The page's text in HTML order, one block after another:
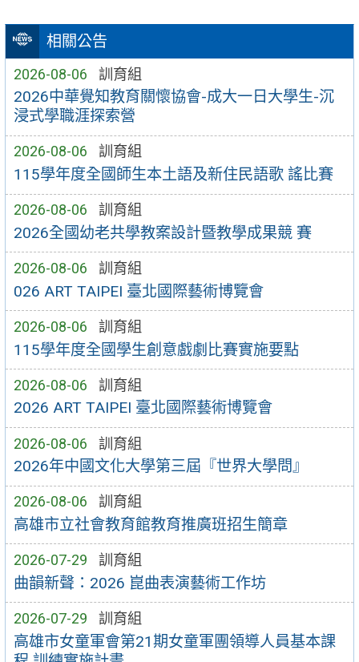
相關公告
2026-08-06 訓育組
2026中華覺知教育關懷協會-成大一日大學生-沉
浸式學職涯探索營
2026-08-06 訓育組
115學年度全國師生本土語及新住民語歌 謠比賽
2026-08-06 訓育組
2026全國幼老共學教案設計暨教學成果競 賽
2026-08-06 訓育組
026 ART TAIPEI 臺北國際藝術博覽會
2026-08-06 訓育組
115學年度全國學生創意戲劇比賽實施要點
2026-08-06 訓育組
2026 ART TAIPEI 臺北國際藝術博覽會
2026-08-06 訓育組
2026年中國文化大學第三屆『世界大學問』
2026-08-06 訓育組
高雄市立社會教育館教育推廣班招生簡章
2026-07-29 訓育組
曲韻新聲：2026 崑曲表演藝術工作坊
2026-07-29 訓育組
高雄市女童軍會第21期女童軍團領導人員基本課